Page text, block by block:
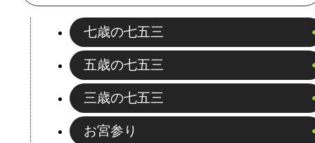
七歳の七五三
五歳の七五三
三歳の七五三
お宮参り